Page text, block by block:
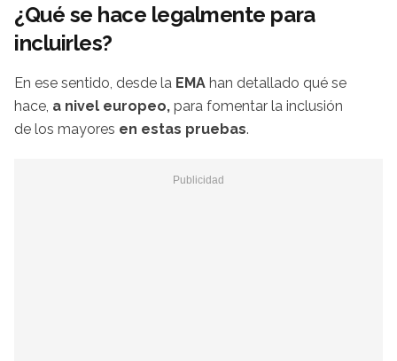
¿Qué se hace legalmente para
incluirles?
En ese sentido, desde la EMA han detallado qué se
hace, a nivel europeo, para fomentar la inclusión
de los mayores en estas pruebas.